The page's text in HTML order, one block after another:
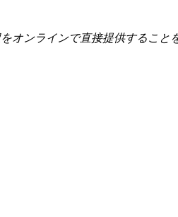
ンラインで直接提供すること